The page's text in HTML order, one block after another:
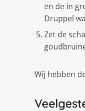
en de in
Druppel
Zet de
Wij hebben